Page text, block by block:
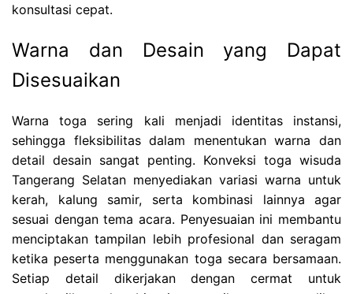
konsultasi cepat.
Warna dan Desain yang Dapat
Disesuaikan
Warna toga sering kali menjadi identitas instansi,
sehingga fleksibilitas dalam menentukan warna dan
detail desain sangat penting. Konveksi toga wisuda
Tangerang Selatan menyediakan variasi warna untuk
kerah, kalung samir, serta kombinasi lainnya agar
sesuai dengan tema acara. Penyesuaian ini membantu
menciptakan tampilan lebih profesional dan seragam
ketika peserta menggunakan toga secara bersamaan.
Setiap detail dikerjakan dengan cermat untuk